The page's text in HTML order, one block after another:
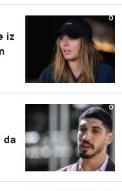
0
iz
0
da